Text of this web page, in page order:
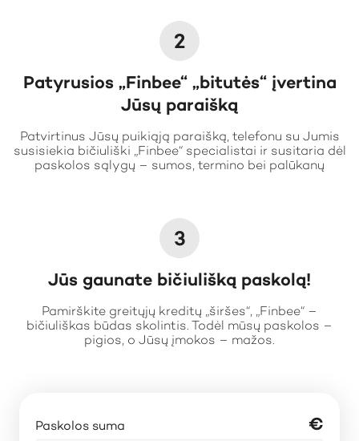
Paskolos suma €
2
Patyrusios „Finbee“ „bitutės“ įvertina
Jūsų paraišką
Patvirtinus Jūsų puikiąją paraišką, telefonu su Jumis
susisiekia bičiuliški „Finbee“ specialistai ir susitaria dėl
paskolos sąlygų – sumos, termino bei palūkanų
3
Jūs gaunate bičiulišką paskolą!
Pamirškite greitųjų kreditų „širšes“, „Finbee“ –
bičiuliškas būdas skolintis. Todėl mūsų paskolos –
pigios, o Jūsų įmokos – mažos.